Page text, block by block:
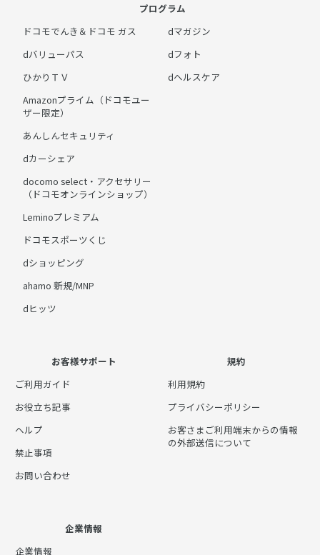
プログラム
ドコモでんき＆ドコモ ガス
dバリューパス
ひかりＴＶ
Amazonプライム（ドコモユー
ザー限定）
あんしんセキュリティ
dカーシェア
docomo select・アクセサリー
（ドコモオンラインショップ）
Leminoプレミアム
ドコモスポーツくじ
dショッピング
ahamo 新規/MNP
dヒッツ
dマガジン
dフォト
dヘルスケア
お客様サポート
ご利用ガイド
お役立ち記事
ヘルプ
禁止事項
お問い合わせ
規約
利用規約
プライバシーポリシー
お客さまご利用端末からの情報
の外部送信について
企業情報
企業情報